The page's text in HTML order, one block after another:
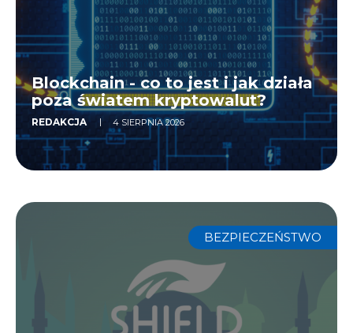
Blockchain - co to jest i jak działa
poza światem kryptowalut?
REDAKCJA 4 SIERPNIA 2026
BEZPIECZEŃSTWO